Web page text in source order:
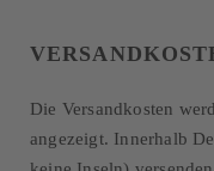
Die Versandkosten
angezeigt. Innerhalb